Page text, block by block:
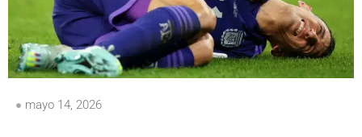
mayo 14, 2026